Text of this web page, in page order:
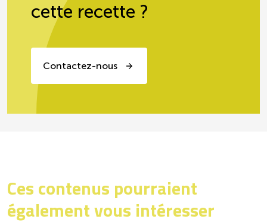
cette recette ?
Contactez-nous
Ces contenus pourraient
également vous intéresser